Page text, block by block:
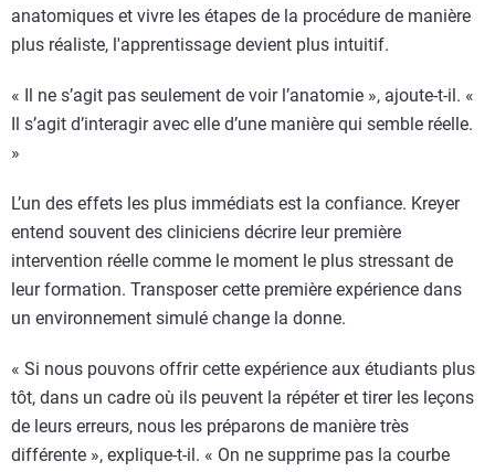
anatomiques et vivre les étapes de la procédure de manière
plus réaliste, l'apprentissage devient plus intuitif.
« Il ne s’agit pas seulement de voir l’anatomie », ajoute-t-il. «
Il s’agit d’interagir avec elle d’une manière qui semble réelle.
»
L’un des effets les plus immédiats est la confiance. Kreyer
entend souvent des cliniciens décrire leur première
intervention réelle comme le moment le plus stressant de
leur formation. Transposer cette première expérience dans
un environnement simulé change la donne.
« Si nous pouvons offrir cette expérience aux étudiants plus
tôt, dans un cadre où ils peuvent la répéter et tirer les leçons
de leurs erreurs, nous les préparons de manière très
différente », explique-t-il. « On ne supprime pas la courbe